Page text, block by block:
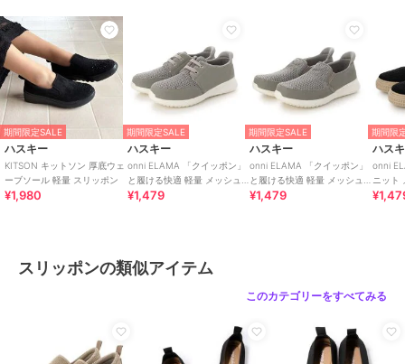
商品のお取り扱い方法
原産国 中国
期間限定SALE
ハスキー
KITSON キットソン 厚底ウェ
ーブソール 軽量 スリッポン
¥1,980
期間限定SALE
ハスキー
onni ELAMA 「クイッポン」
と履ける快適 軽量 メッシュ
レースアップカジュアルスニ
¥1,479
期間限定SALE
ハスキー
onni ELAMA 「クイッポン」
と履ける快適 軽量 メッシュ
カジュアルスリッポン
¥1,479
期間限
ハス
onni
ニット
ットシ
スリッポンの類似アイテム
このカテゴリーをすべてみる